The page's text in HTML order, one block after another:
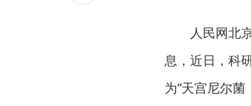
人民网北
息，近日，科
为“天宫尼尔